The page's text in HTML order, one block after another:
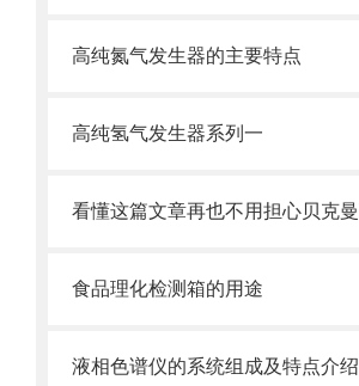
高纯氮气发生器的主要特点
高纯氢气发生器系列一
食品理化检测箱的用途
液相色谱仪的系统组成及特点介绍